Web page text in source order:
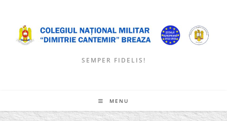
content
SEMPER FIDELIS!
MENU